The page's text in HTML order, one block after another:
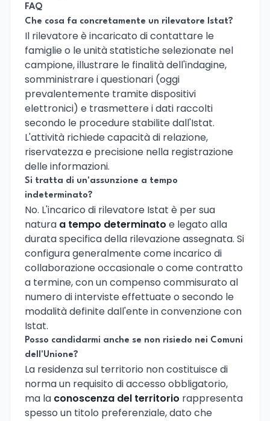
FAQ
Che cosa fa concretamente un rilevatore Istat?
Il rilevatore è incaricato di contattare le
famiglie o le unità statistiche selezionate nel
campione, illustrare le finalità dell'indagine,
somministrare i questionari (oggi
prevalentemente tramite dispositivi
elettronici) e trasmettere i dati raccolti
secondo le procedure stabilite dall'Istat.
L'attività richiede capacità di relazione,
riservatezza e precisione nella registrazione
delle informazioni.
Si tratta di un'assunzione a tempo
indeterminato?
No. L'incarico di rilevatore Istat è per sua
natura a tempo determinato e legato alla
durata specifica della rilevazione assegnata. Si
configura generalmente come incarico di
collaborazione occasionale o come contratto
a termine, con un compenso commisurato al
numero di interviste effettuate o secondo le
modalità definite dall'ente in convenzione con
Istat.
Posso candidarmi anche se non risiedo nei Comuni
dell'Unione?
La residenza sul territorio non costituisce di
norma un requisito di accesso obbligatorio,
ma la conoscenza del territorio rappresenta
spesso un titolo preferenziale, dato che